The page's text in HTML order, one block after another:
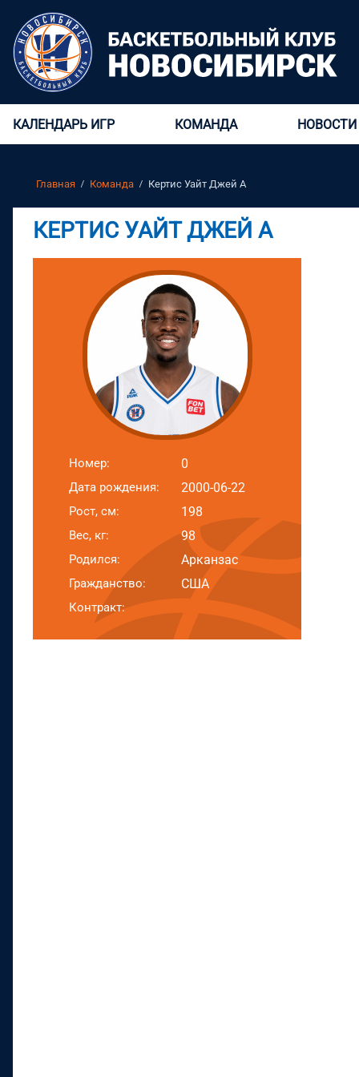
КАЛЕНДАРЬ ИГР КОМАНДА НОВОСТИ
Главная Команда Кертис Уайт Джей А
КЕРТИС УАЙТ ДЖЕЙ А
Номер: 0
Дата рождения: 2000-06-22
Рост, см: 198
Вес, кг: 98
Родился: Арканзас
Гражданство: США
Контракт: